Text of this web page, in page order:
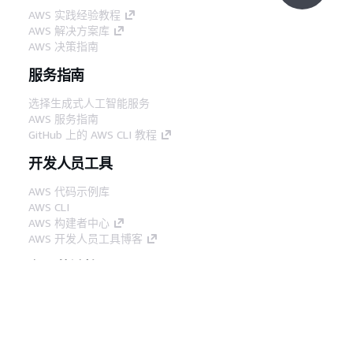
AWS 实践经验教程
AWS 解决方案库
AWS 决策指南
服务指南
选择生成式人工智能服务
AWS 服务指南
GitHub 上的 AWS CLI 教程
开发人员工具
AWS 代码示例库
AWS CLI
AWS 构建者中心
AWS 开发人员工具博客